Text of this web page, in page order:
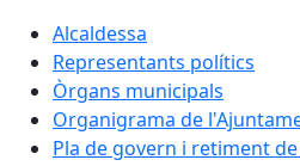
Alcaldessa
Representants polítics
Òrgans municipals
Organigrama de
Pla de govern i retiment